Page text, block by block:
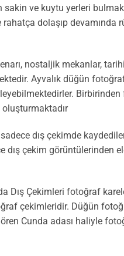
sakin ve kuytu yerleri
dolaşıp devamında
nostaljik mekanlar,
Ayvalık düğün
Birbirinden
dış çekimde
dış çekim görüntülerinden
Dış Çekimleri fotoğraf
çekimleridir. Düğün
Cunda adası haliyle